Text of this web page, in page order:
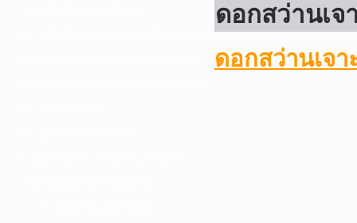
D. เครื่องมือก่อสร้าง-เครื่องมืออุตสาหกรรม
ดอกสว่านเ
ดอกสว่านเจ